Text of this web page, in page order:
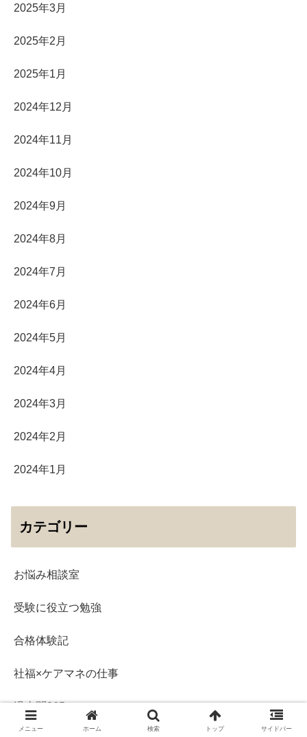
2025年3月
2025年2月
2025年1月
2024年12月
2024年11月
2024年10月
2024年9月
2024年8月
2024年7月
2024年6月
2024年5月
2024年4月
2024年3月
2024年2月
2024年1月
カテゴリー
お悩み相談室
受験に役立つ勉強
合格体験記
社福×ケアマネの仕事
過去問365
メニュー ホーム 検索 トップ サイドバー